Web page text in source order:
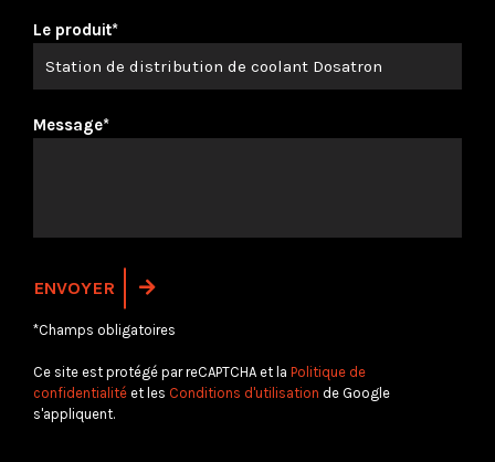
Le produit*
Message*
*Champs obligatoires
Ce site est protégé par reCAPTCHA et la Politique de
confidentialité et les Conditions d'utilisation de Google
s'appliquent.